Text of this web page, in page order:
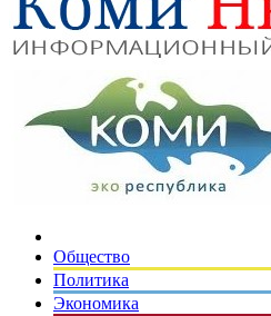
Общество
Политика
Экономика